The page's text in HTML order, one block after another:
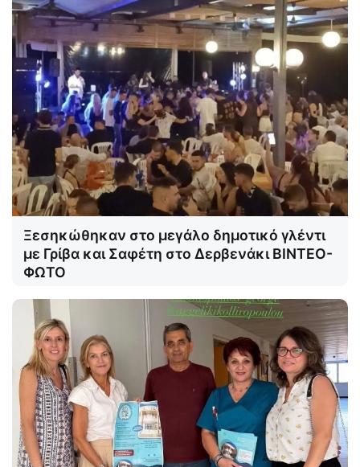
Ξεσηκώθηκαν στο μεγάλο δημοτικό γλέντι
με Γρίβα και Σαφέτη στο Δερβενάκι ΒΙΝΤΕΟ-
ΦΩΤΟ